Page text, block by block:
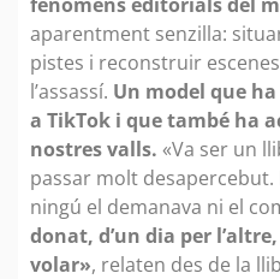
aparentment senzilla:
pistes i reconstruir
l’assassí. Un model que
a TikTok i que també ha
nostres valls. «Va ser un
passar molt
ningú el demanava ni el
donat, d’un dia per
volar», relaten des de la